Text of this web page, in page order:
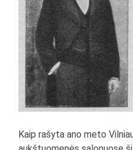
Kaip rašyta ano meto